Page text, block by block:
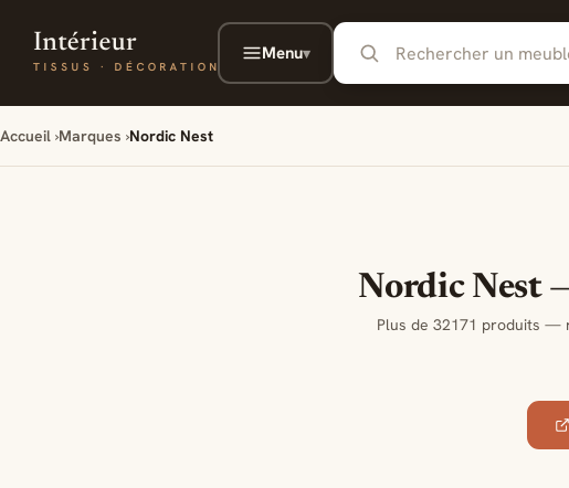
Menu▾
Accueil Marques Nordic Nest
Nordic Nest
Plus de 32171 produits —